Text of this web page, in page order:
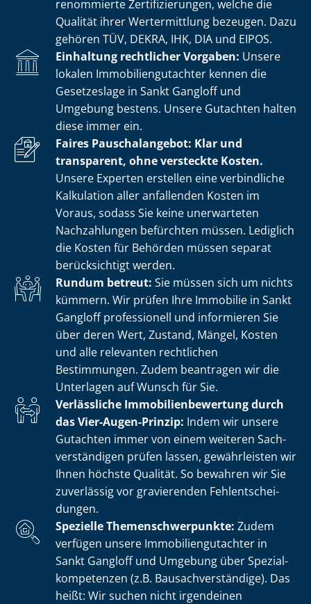
renommierte Zer­ti­fi­zie­run­gen, welche die
Qualität ihrer Wertermittlung bezeugen. Dazu
gehören TÜV, DEKRA, IHK, DIA und EIPOS.
Einhaltung rechtlicher Vorgaben: Unsere
lokalen Im­mo­bi­li­en­gut­ach­ter kennen die
Gesetzeslage in Sankt Gangloff und
Umgebung bestens. Unsere Gutachten halten
diese immer ein.
Faires Pauschalangebot: Klar und
transparent, ohne versteckte Kosten.
Unsere Experten erstellen eine verbindliche
Kalkulation aller anfallenden Kosten im
Voraus, sodass Sie keine unerwarteten
Nachzahlungen befürchten müssen. Lediglich
die Kosten für Behörden müssen separat
berücksichtigt werden.
Rundum betreut: Sie müssen sich um nichts
kümmern. Wir prüfen Ihre Immobilie in Sankt
Gangloff professionell und informieren Sie
über deren Wert, Zustand, Mängel, Kosten
und alle relevanten rechtlichen
Bestimmungen. Zudem beantragen wir die
Unterlagen auf Wunsch für Sie.
Verlässliche Im­mo­bi­li­en­be­wer­tung durch
das Vier-Augen-Prinzip: Indem wir unsere
Gutachten immer von einem weiteren Sach­
ver­stän­di­gen prüfen lassen, gewährleisten wir
Ihnen höchste Qualität. So bewahren wir Sie
zuverlässig vor gravierenden Fehl­ent­schei­
dun­gen.
Spezielle The­men­schwer­punk­te: Zudem
verfügen unsere Im­mo­bi­li­en­gut­ach­ter in
Sankt Gangloff und Umgebung über Spe­zi­al­
kom­pe­ten­zen (z.B. Bau­sach­ver­stän­di­ge). Das
heißt: Wir suchen nicht irgendeinen